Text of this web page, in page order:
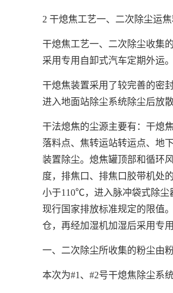
2 干熄焦工艺一、二次除尘运
干熄焦工艺一、二次除尘收集
采用专用自卸式汽车定期外运。
干熄焦装置采用了较完善的密
进入地面站除尘系统除尘后放
干法熄焦的尘源主要有：干熄
落料点、焦转运站转运点、地
装置除尘。熄焦罐顶部和循环
度，排焦口、排焦口胶带机处
小于110℃，进入脉冲袋式除尘
现行国家排放标准规定的限值
仓，再经加湿机加湿后采用专
一、二次除尘所收集的粉尘由
本次为#1、#2号干熄焦除尘系